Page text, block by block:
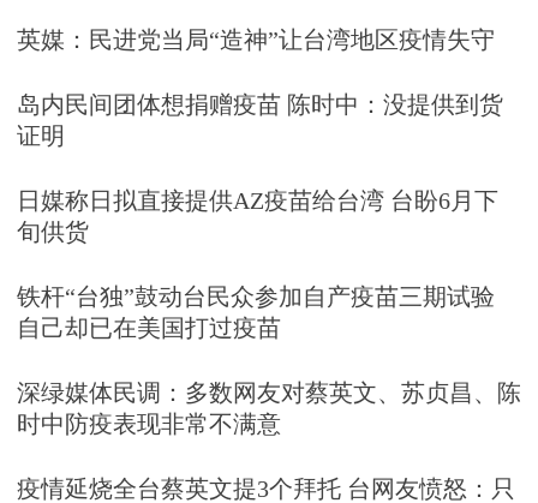
英媒：民进党当局“造神”让台湾地区疫情失守
岛内民间团体想捐赠疫苗 陈时中：没提供到货
证明
日媒称日拟直接提供AZ疫苗给台湾 台盼6月下
旬供货
铁杆“台独”鼓动台民众参加自产疫苗三期试验
自己却已在美国打过疫苗
深绿媒体民调：多数网友对蔡英文、苏贞昌、陈
时中防疫表现非常不满意
疫情延烧全台蔡英文提3个拜托 台网友愤怒：只